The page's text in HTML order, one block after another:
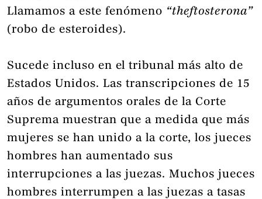
Llamamos a este fenómeno “theftosterona”
(robo de esteroides).
Sucede incluso en el tribunal más alto de
Estados Unidos. Las transcripciones de 15
años de argumentos orales de la Corte
Suprema muestran que a medida que más
mujeres se han unido a la corte, los jueces
hombres han aumentado sus
interrupciones a las juezas. Muchos jueces
hombres interrumpen a las juezas a tasas